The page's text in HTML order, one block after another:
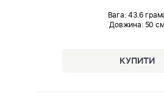
Вага: 43.6
Довжина:50 см